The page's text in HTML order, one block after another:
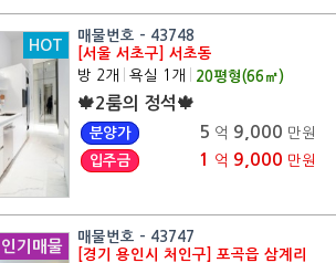
HOT
매물번호 - 43748
[서울 서초구] 서초동
방 2개
욕실 1개 20평형(66㎡)
🍁2룸의 정석🍁
분양가 5 억 9,000 만원
입주금
1 억 9,000 만원
인기매물
매물번호 - 43747
[경기 용인시 처인구] 포곡읍 삼계리